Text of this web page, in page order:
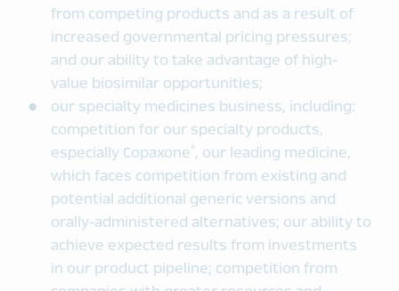
from competing products and as a result of
increased governmental pricing pressures;
and our ability to take advantage of high-
value biosimilar opportunities;
our specialty medicines business, including:
competition for our specialty products,
especially Copaxone®, our leading medicine,
which faces competition from existing and
potential additional generic versions and
orally-administered alternatives; our ability to
achieve expected results from investments
in our product pipeline; competition from